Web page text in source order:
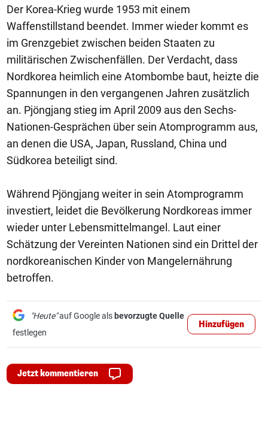
Der Korea-Krieg wurde 1953 mit einem
Waffenstillstand beendet. Immer wieder kommt es
im Grenzgebiet zwischen beiden Staaten zu
militärischen Zwischenfällen. Der Verdacht, dass
Nordkorea heimlich eine Atombombe baut, heizte die
Spannungen in den vergangenen Jahren zusätzlich
an. Pjöngjang stieg im April 2009 aus den Sechs-
Nationen-Gesprächen über sein Atomprogramm aus,
an denen die USA, Japan, Russland, China und
Südkorea beteiligt sind.
Während Pjöngjang weiter in sein Atomprogramm
investiert, leidet die Bevölkerung Nordkoreas immer
wieder unter Lebensmittelmangel. Laut einer
Schätzung der Vereinten Nationen sind ein Drittel der
nordkoreanischen Kinder von Mangelernährung
betroffen.
"Heute"auf Google als bevorzugte Quelle
festlegen
Hinzufügen
Jetzt kommentieren